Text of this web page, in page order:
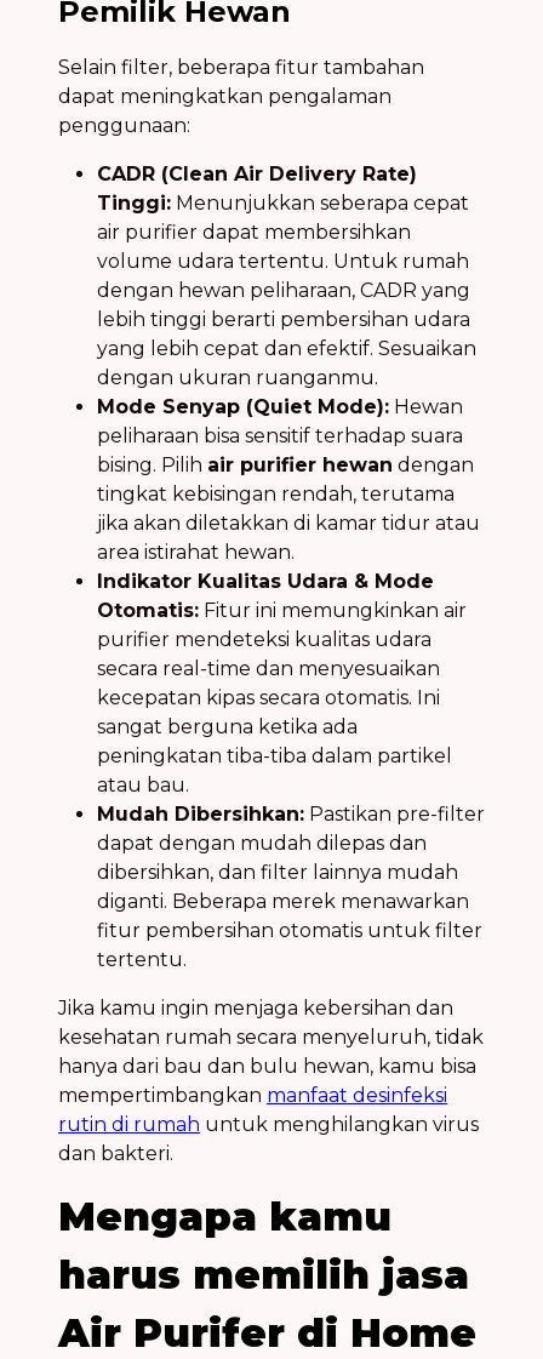
Pemilik Hewan
Selain filter, beberapa fitur tambahan
dapat meningkatkan pengalaman
penggunaan:
CADR (Clean Air Delivery Rate)
Tinggi: Menunjukkan seberapa cepat
air purifier dapat membersihkan
volume udara tertentu. Untuk rumah
dengan hewan peliharaan, CADR yang
lebih tinggi berarti pembersihan udara
yang lebih cepat dan efektif. Sesuaikan
dengan ukuran ruanganmu.
Mode Senyap (Quiet Mode): Hewan
peliharaan bisa sensitif terhadap suara
bising. Pilih air purifier hewan dengan
tingkat kebisingan rendah, terutama
jika akan diletakkan di kamar tidur atau
area istirahat hewan.
Indikator Kualitas Udara & Mode
Otomatis: Fitur ini memungkinkan air
purifier mendeteksi kualitas udara
secara real-time dan menyesuaikan
kecepatan kipas secara otomatis. Ini
sangat berguna ketika ada
peningkatan tiba-tiba dalam partikel
atau bau.
Mudah Dibersihkan: Pastikan pre-filter
dapat dengan mudah dilepas dan
dibersihkan, dan filter lainnya mudah
diganti. Beberapa merek menawarkan
fitur pembersihan otomatis untuk filter
tertentu.
Jika kamu ingin menjaga kebersihan dan
kesehatan rumah secara menyeluruh, tidak
hanya dari bau dan bulu hewan, kamu bisa
mempertimbangkan manfaat desinfeksi
rutin di rumah untuk menghilangkan virus
dan bakteri.
Mengapa kamu
harus memilih jasa
Air Purifer di Home